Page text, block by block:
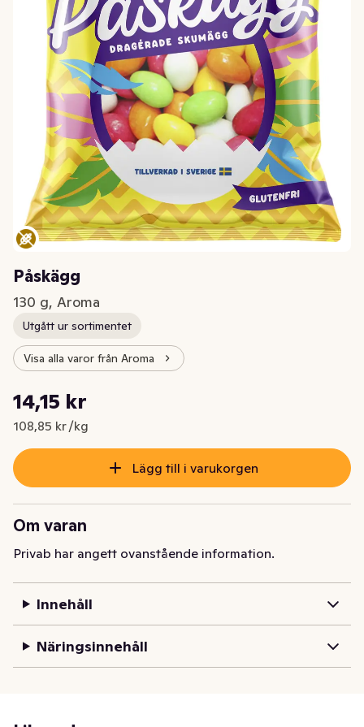
Påskägg
130 g, Aroma
Utgått ur sortimentet
Visa alla varor från Aroma
Nuvarande pris är: 14,15 kr
14,15 kr
108,85 kr /kg
Styckpris: 108,85 kr /kg
Lägg till i varukorgen
Om varan
Privab har angett ovanstående information.
Innehåll
Näringsinnehåll